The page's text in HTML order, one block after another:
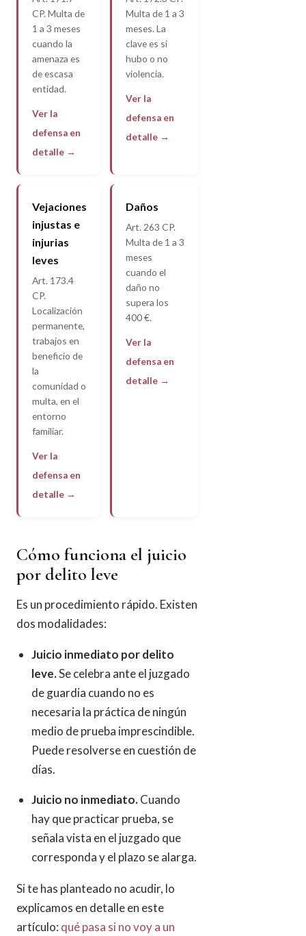
CP. Multa de
1 a 3 meses
cuando la
amenaza es
de escasa
entidad.
Ver la
defensa en
detalle →
Multa de 1 a 3
meses. La
clave es si
hubo o no
violencia.
Ver la
defensa en
detalle →
Vejaciones
injustas e
injurias
leves
Art. 173.4
CP.
Localización
permanente,
trabajos en
beneficio de
la
comunidad o
multa, en el
entorno
familiar.
Ver la
defensa en
detalle →
Daños
Art. 263 CP.
Multa de 1 a 3
meses
cuando el
daño no
supera los
400 €.
Ver la
defensa en
detalle →
Cómo funciona el juicio
por delito leve
Es un procedimiento rápido. Existen
dos modalidades:
Juicio inmediato por delito
leve.Se celebra ante el juzgado
de guardia cuando no es
necesaria la práctica de ningún
medio de prueba imprescindible.
Puede resolverse en cuestión de
días.
Juicio no inmediato.Cuando
hay que practicar prueba, se
señala vista en el juzgado que
corresponda y el plazo se alarga.
Si te has planteado no acudir, lo
explicamos en detalle en este
artículo: qué pasa si no voy a un